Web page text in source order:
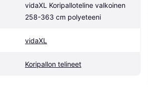
vidaXL Koripalloteline valkoinen
258-363 cm polyeteeni
vidaXL
Koripallon telineet